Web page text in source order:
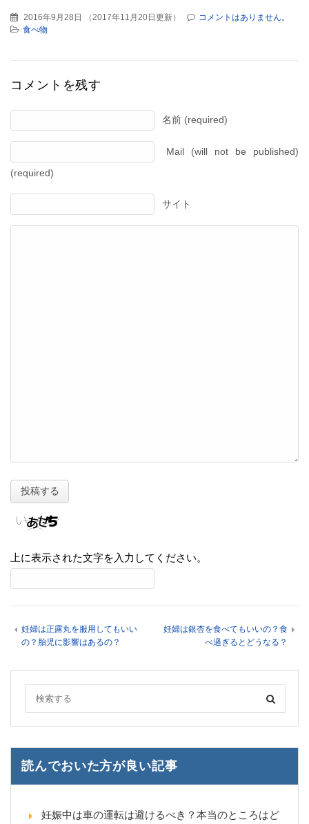
2016年9月28日 （2017年11月20日更新）
コメントはありません。
食べ物
コメントを残す
名前 (required)
Mail (will not be published)
(required)
サイト
上に表示された文字を入力してください。
妊婦は正露丸を服用してもいい
の？胎児に影響はあるの？
妊婦は銀杏を食べてもいいの？食
べ過ぎるとどうなる？
読んでおいた方が良い記事
妊娠中は車の運転は避けるべき？本当のところはど